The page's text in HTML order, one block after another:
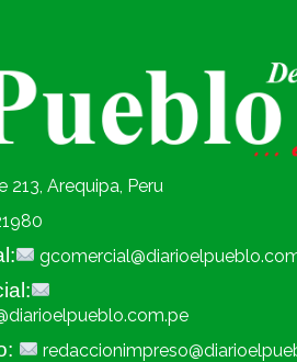
213, Arequipa, Peru